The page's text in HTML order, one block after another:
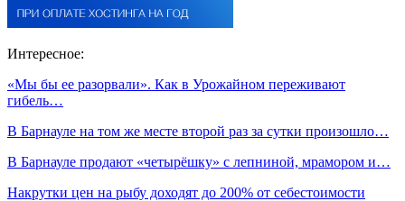
Интересное:
«Мы бы ее разорвали». Как в Урожайном переживают
гибель…
В Барнауле на том же месте второй раз за сутки произошло…
В Барнауле продают «четырёшку» с лепниной, мрамором и…
Накрутки цен на рыбу доходят до 200% от себестоимости